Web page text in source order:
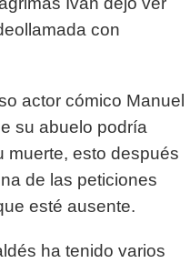
con
actor cómico Manuel
su abuelo podría
muerte, esto después
de las peticiones
esté ausente.
ha tenido varios